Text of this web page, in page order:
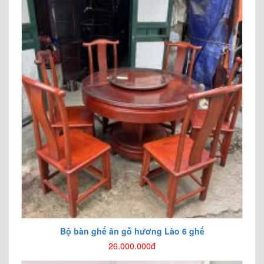
Bộ bàn ghế ăn gỗ hương Lào 6 ghế
26.000.000đ